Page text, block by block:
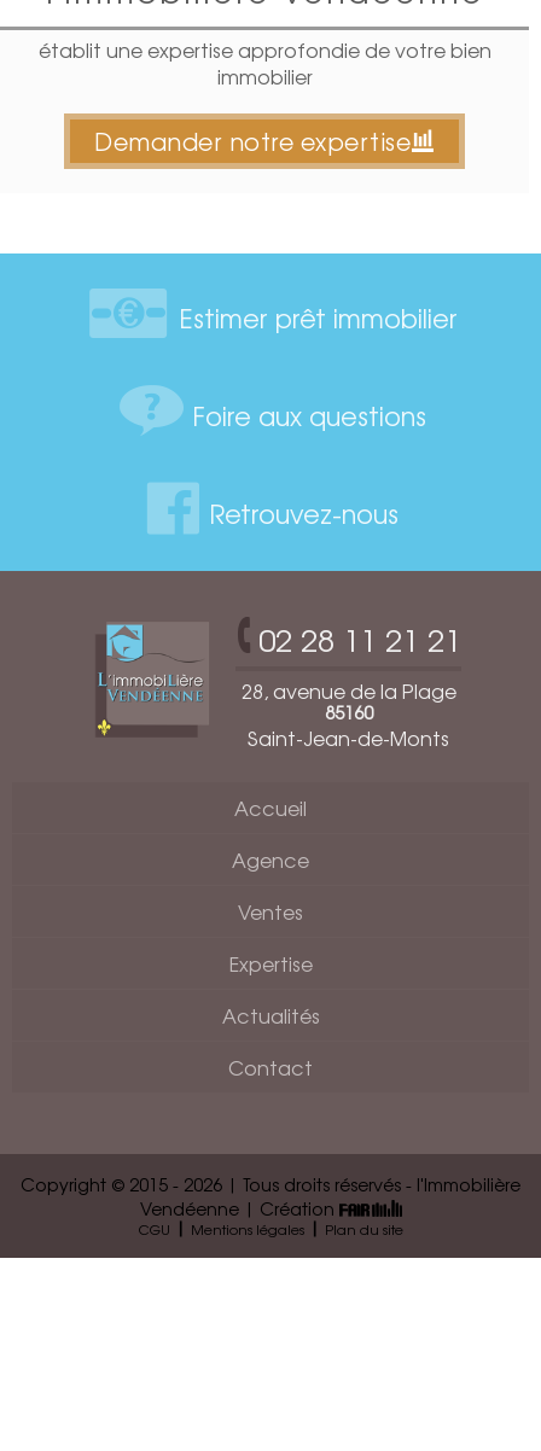
établit une expertise approfondie de votre bien
immobilier
Demander notre expertise
Estimer prêt immobilier
Foire aux questions
Retrouvez-nous
02 28 11 21 21
28, avenue de la Plage
85160
Saint-Jean-de-Monts
Accueil
Agence
Ventes
Expertise
Actualités
Contact
Copyright © 2015 - 2026 | Tous droits réservés - l'Immobilière
Vendéenne | Création
CGU | Mentions légales | Plan du site